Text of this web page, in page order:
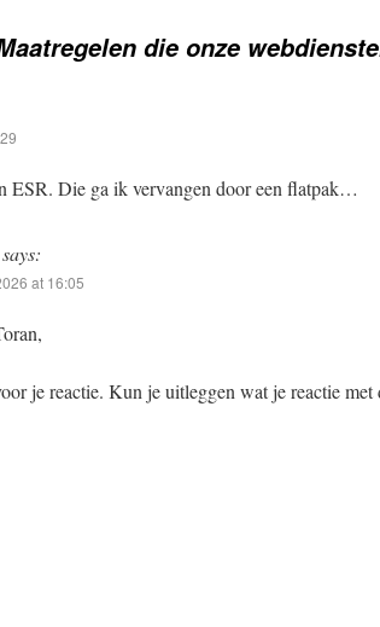
die onze
ESR. Die ga ik vervangen door een flatpak…
says:
at 16:05
je reactie. Kun je uitleggen wat je reactie